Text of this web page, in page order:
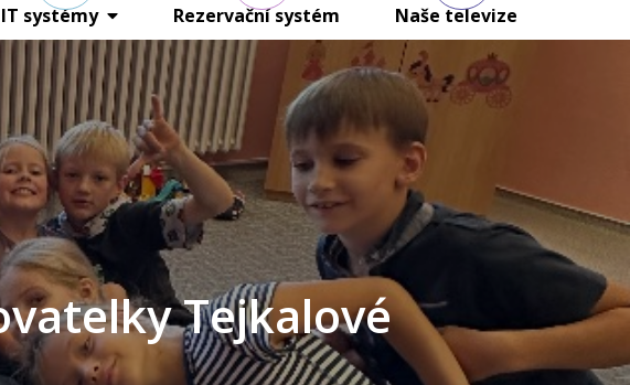
IT systémy Rezervační systém Naše televize
Tejkalové